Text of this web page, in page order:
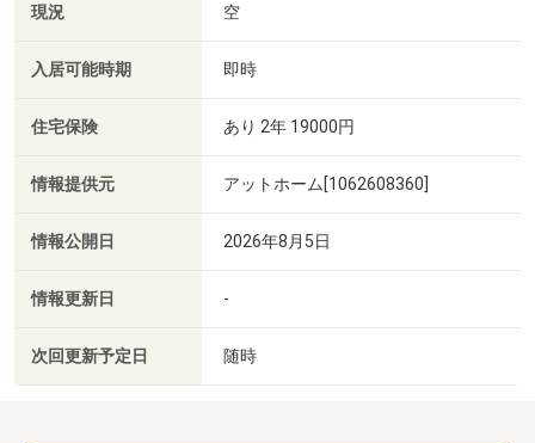
現況 空
入居可能時期 即時
住宅保険 あり 2年 19000円
情報提供元 アットホーム[1062608360]
情報公開日 2026年8月5日
情報更新日 -
次回更新予定日 随時